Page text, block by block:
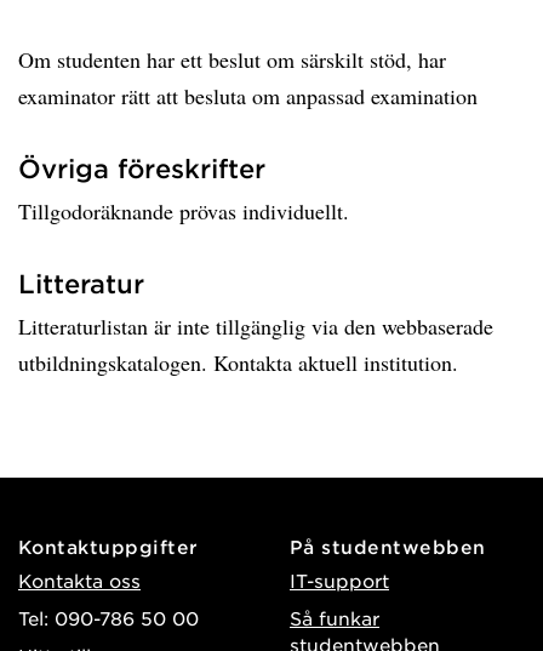
Om studenten har ett beslut om särskilt stöd, har
examinator rätt att besluta om anpassad examination
Övriga föreskrifter
Tillgodoräknande prövas individuellt.
Litteratur
Litteraturlistan är inte tillgänglig via den webbaserade
utbildningskatalogen. Kontakta aktuell institution.
Kontaktuppgifter
Kontakta oss
Tel: 090-786 50 00
På studentwebben
IT-support
Så funkar
studentwebben